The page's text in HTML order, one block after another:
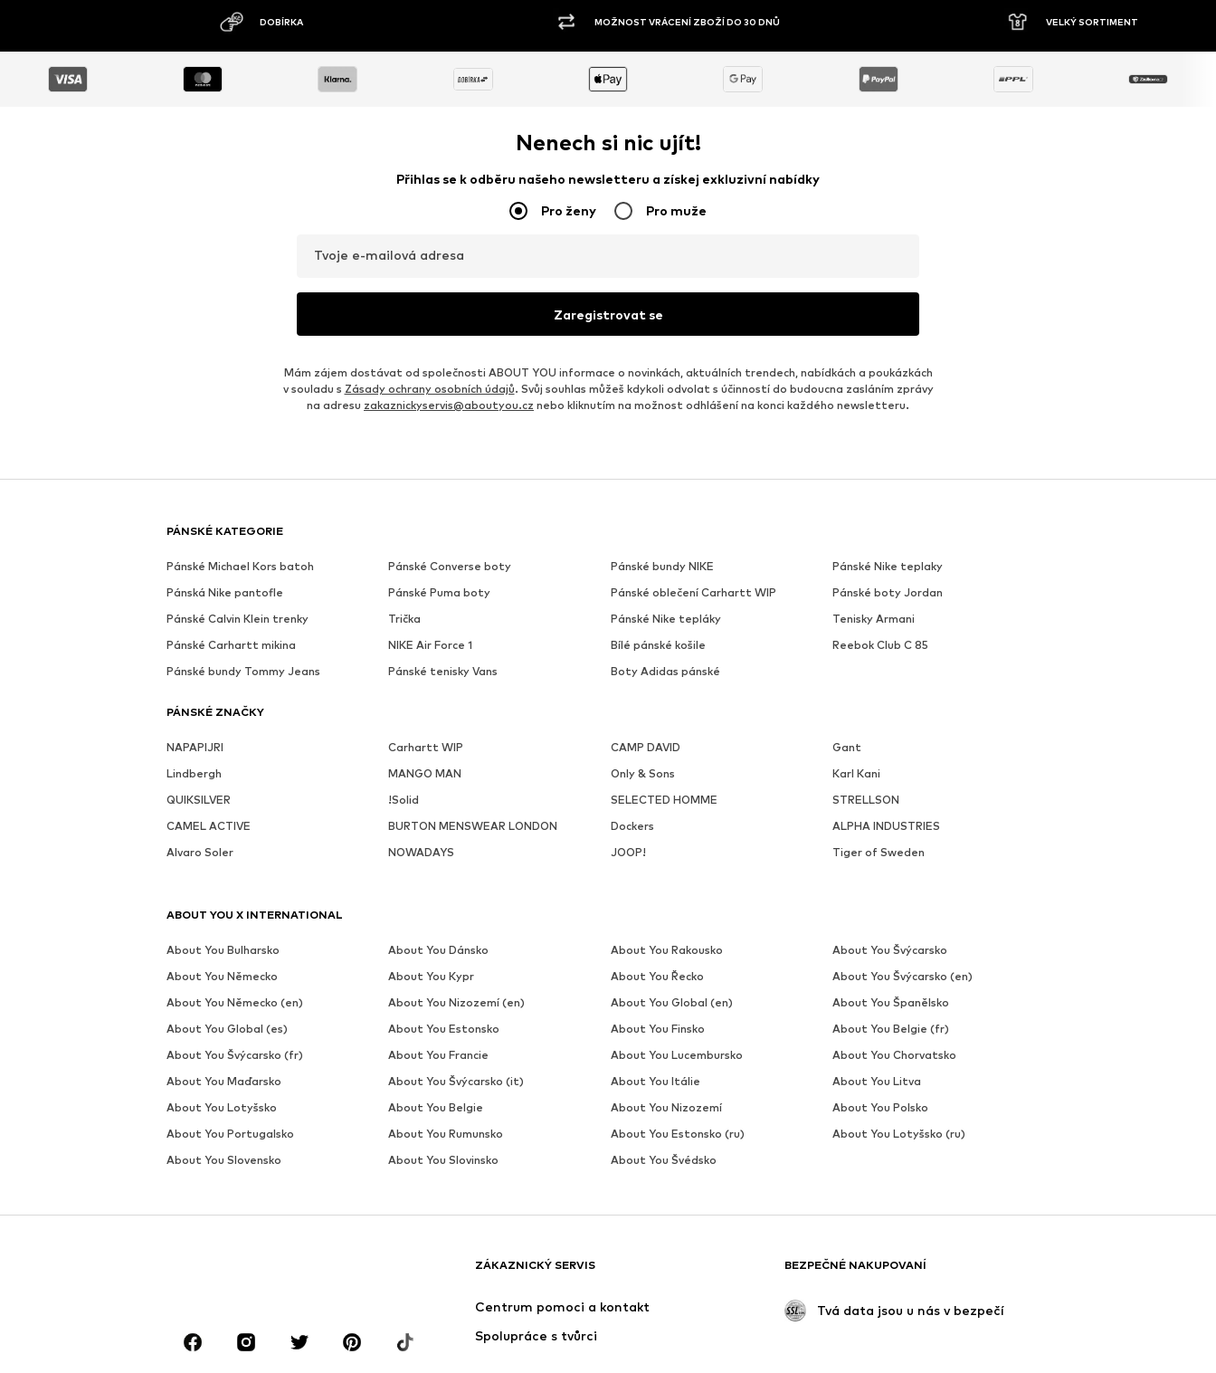
DOBÍRKA MOŽNOST VRÁCENÍ ZBOŽÍ DO 30 DNŮ VELKÝ SORTIMENT
Nenech si nic ujít!
Přihlas se k odběru našeho newsletteru a získej exkluzivní nabídky
Pro ženy Pro muže
Tvoje e-mailová adresa
Zaregistrovat se
Mám zájem dostávat od společnosti ABOUT YOU informace o novinkách, aktuálních trendech, nabídkách a poukázkách
v souladu s Zásady ochrany osobních údajů. Svůj souhlas můžeš kdykoli odvolat s účinností do budoucna zasláním zprávy
na adresu zakaznickyservis@aboutyou.cz nebo kliknutím na možnost odhlášení na konci každého newsletteru.
PÁNSKÉ KATEGORIE
Pánské Michael Kors batoh Pánské Converse boty Pánské bundy NIKE
Pánské Nike teplaky
Pánská Nike pantofle
Pánské Puma boty Pánské oblečení Carhartt WIP
Pánské boty Jordan
Pánské Calvin Klein trenky
Trička Pánské Nike tepláky
Tenisky Armani
Pánské Carhartt mikina
NIKE Air Force 1 Bílé pánské košile
Reebok Club C 85
Pánské bundy Tommy Jeans
Pánské tenisky Vans Boty Adidas pánské
PÁNSKÉ ZNAČKY
NAPAPIJRI Carhartt WIP CAMP DAVID
Gant
Lindbergh
MANGO MAN Only & Sons
Karl Kani
QUIKSILVER
!Solid SELECTED HOMME
STRELLSON
CAMEL ACTIVE
BURTON MENSWEAR LONDON Dockers
ALPHA INDUSTRIES
Alvaro Soler
NOWADAYS JOOP! Tiger of Sweden
ZÁKAZNICKÝ SERVIS
Centrum pomoci a kontakt
Spolupráce s tvůrci
BEZPEČNÉ NAKUPOVANÍ
Tvá data jsou u nás v bezpečí
ABOUT YOU X INTERNATIONAL
About You Bulharsko About You Dánsko About You Rakousko
About You Švýcarsko
About You Německo
About You Kypr About You Řecko
About You Švýcarsko (en)
About You Německo (en)
About You Nizozemí (en) About You Global (en)
About You Španělsko
About You Global (es)
About You Estonsko About You Finsko
About You Belgie (fr)
About You Švýcarsko (fr)
About You Francie About You Lucembursko
About You Chorvatsko
About You Maďarsko
About You Švýcarsko (it) About You Itálie
About You Litva
About You Lotyšsko
About You Belgie About You Nizozemí
About You Polsko
About You Portugalsko
About You Rumunsko About You Estonsko (ru)
About You Lotyšsko (ru)
About You Slovensko
About You Slovinsko About You Švédsko